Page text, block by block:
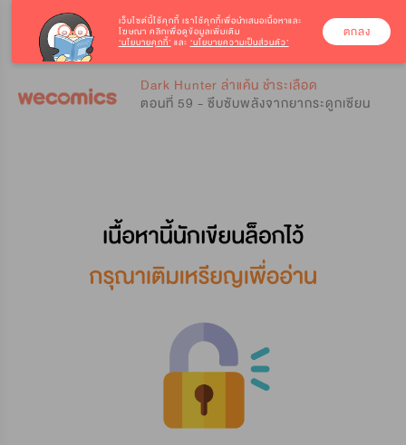
Dark Hunter ล่าแค้น ชำระเลือด
ตอนที่ 59 - ซึบซับพลังจากยากระดูกเซียน
เว็บไซต์นี้ใช้คุกกี้ เราใช้คุกกี้เพื่อนำเสนอเนื้อหาและ
โฆษณา คลิกเพื่อดูข้อมูลเพิ่มเติม
‘นโยบายคุกกี้’ และ ‘นโยบายความเป็นส่วนตัว’
ตกลง